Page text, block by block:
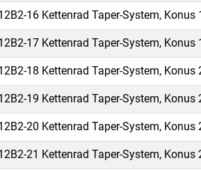
16 Kettenrad Taper-System,
17 Kettenrad Taper-System,
18 Kettenrad Taper-System,
19 Kettenrad Taper-System,
20 Kettenrad Taper-System,
21 Kettenrad Taper-System,